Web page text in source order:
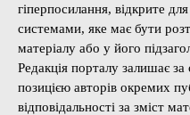
гіперпосилання, відкрите
системами, яке має бути
матеріалу або у його
Редакція порталу залишає
позицією авторів окремих
відповідальності за зміст